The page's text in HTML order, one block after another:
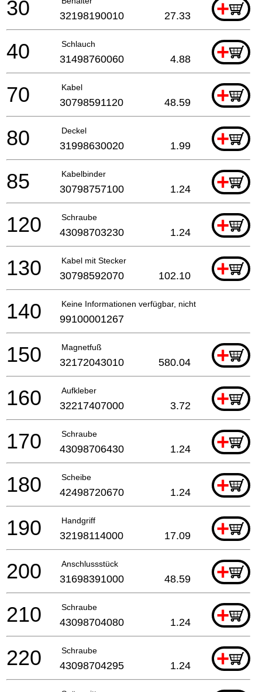
+
30 32198190010 27.33
Schlauch +
40 31498760060 4.88
Kabel +
70 30798591120 48.59
Deckel +
80 31998630020 1.99
Kabelbinder +
85 30798757100 1.24
Schraube +
120 43098703230 1.24
Kabel mit Stecker +
130 30798592070 102.10
Keine Informationen verfügbar, nicht bestellbar
140 99100001267
Magnetfuß +
150 32172043010 580.04
Aufkleber +
160 32217407000 3.72
Schraube +
170 43098706430 1.24
Scheibe +
180 42498720670 1.24
Handgriff +
190 32198114000 17.09
Anschlussstück +
200 31698391000 48.59
Schraube +
210 43098704080 1.24
Schraube +
220 43098704295 1.24